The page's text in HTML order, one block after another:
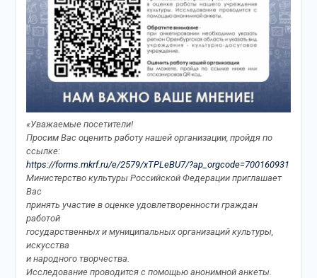
«Уважаемые посетители!
Просим Вас оценить работу нашей организации, пройдя по
ссылке:
https://forms.mkrf.ru/e/2579/xTPLeBU7/?ap_orgcode=700160931
Министерство культуры Российской Федерации приглашает
Вас
принять участие в оценке удовлетворенности граждан
работой
государственных и муниципальных организаций культуры,
искусства
и народного творчества.
Исследование проводится с помощью анонимной анкеты.